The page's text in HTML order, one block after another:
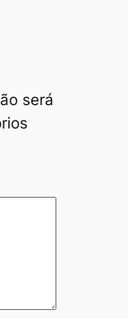
será